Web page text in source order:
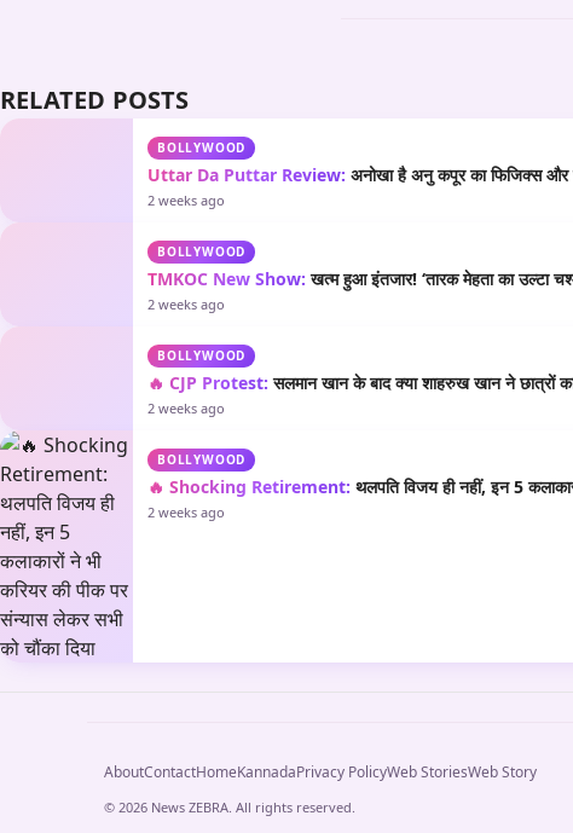
RELATED POSTS
BOLLYWOOD
Uttar Da Puttar Review: अनोखा है अनु कपूर का फिजिक्स और
2 weeks ago
BOLLYWOOD
TMKOC New Show: खत्म हुआ इंतजार! ‘तारक मेहता का उल्टा
2 weeks ago
BOLLYWOOD
🔥 CJP Protest: सलमान खान के बाद क्या शाहरुख खान ने छात्रों
2 weeks ago
BOLLYWOOD
🔥 Shocking Retirement: थलपति विजय ही नहीं, इन 5
2 weeks ago
AboutContactHomeKannadaPrivacy PolicyWeb StoriesWeb Story
© 2026 News ZEBRA. All rights reserved.